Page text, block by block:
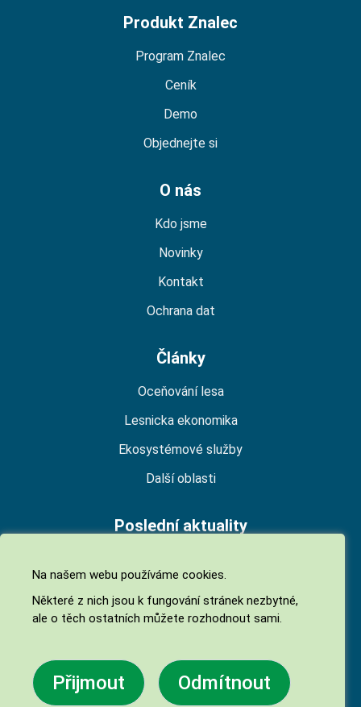
Produkt Znalec
Program Znalec
Ceník
Demo
Objednejte si
O nás
Kdo jsme
Novinky
Kontakt
Ochrana dat
Články
Oceňování lesa
Lesnicka ekonomika
Ekosystémové služby
Další oblasti
Poslední aktuality
Kontroluje někdo kvalitu znaleckých posudků?
29. 11. 2025
Rekreační funkce lesa
Výsledky hospodaření nestátních vlastníků lesů v
roce 2024
Na našem webu používáme cookies.
Některé z nich jsou k fungování stránek nezbytné,
ale o těch ostatních můžete rozhodnout sami.
Přijmout Odmítnout